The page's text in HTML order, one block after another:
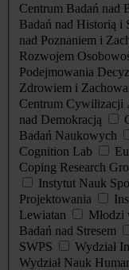
Centrum Badań nad
Badań nad Historią i
nad Poznaniem i
Rozwojem
Podejmowania
Zdrowiem i
Centrum Cywilizacji
nad Demokracją
Badań Naukowych
Cognition Lab
Coping Research
Instytut Nauk
Projektowania
Lewiatan
Młodzi
Badań nad Stresem
SWPS
Wydział
Wydział Nauk